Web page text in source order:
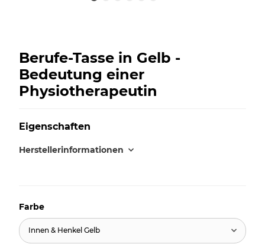
Berufe-Tasse in Gelb -
Bedeutung einer
Physiotherapeutin
Eigenschaften
Herstellerinformationen
Farbe
Innen & Henkel Gelb